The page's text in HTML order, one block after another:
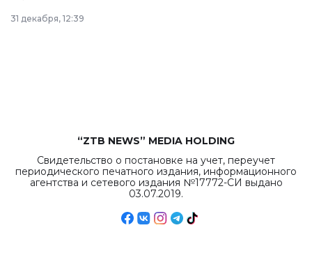
в Астане из
республиканского
31 декабря, 12:39
“ZTB NEWS” MEDIA HOLDING
Свидетельство о постановке на учет, переучет
периодического печатного издания, информационного
агентства и сетевого издания №17772-СИ выдано
03.07.2019.